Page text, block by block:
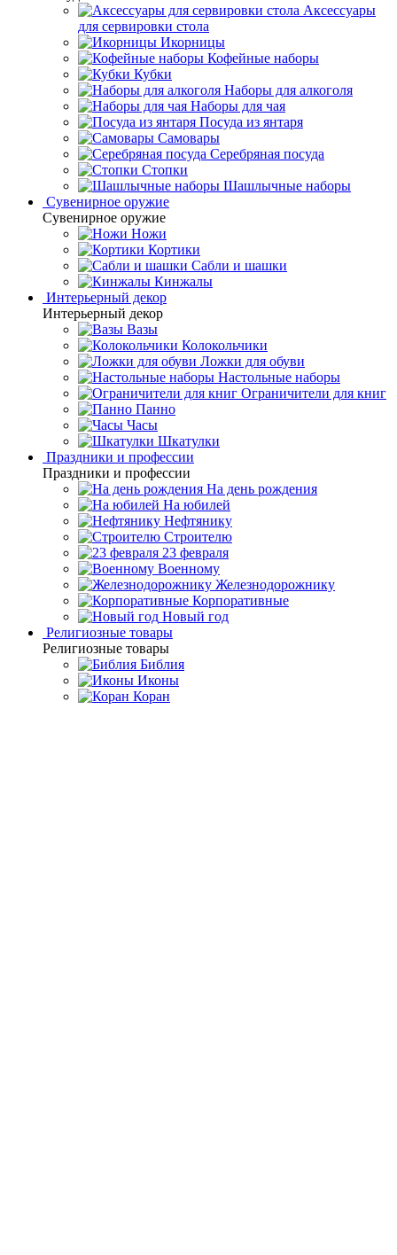
Аксессуары
для сервировки стола
Икорницы
Кофейные наборы
Кубки
Наборы для алкоголя
Наборы для чая
Посуда из янтаря
Самовары
Серебряная посуда
Стопки
Шашлычные наборы
Сувенирное оружие
Сувенирное оружие
Ножи
Кортики
Сабли и шашки
Кинжалы
Интерьерный декор
Интерьерный декор
Вазы
Колокольчики
Ложки для обуви
Настольные наборы
Ограничители для книг
Панно
Часы
Шкатулки
Праздники и профессии
Праздники и профессии
На день рождения
На юбилей
Нефтянику
Строителю
23 февраля
Военному
Железнодорожнику
Корпоративные
Новый год
Религиозные товары
Религиозные товары
Библия
Иконы
Коран